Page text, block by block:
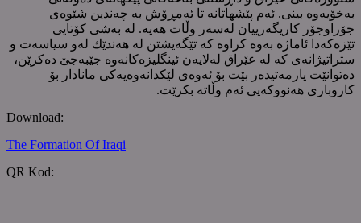
بەخۆیەوە بینی. ئەم پێشهاتانە تا ئەمڕۆش بە چەندین شێوەی
جۆراوجۆر کاریگەرییان لەسەر وڵات هەیە. لە بەشی کۆتایی
تێزەکەدا ئاماژە بەوە کراوە کە تێگەیشتن لە هەندێك لەو سیاسەت و
ستراتیژانەی کە لە عێراق لەلایەن ئینگلیزەکانەوە جێبەجێ دەکرێن،
دەتوانێت یارمەتیدەر بێت بۆ ئەوەی لێکدانەوەیەکی مانادار بۆ
کاروباری هەنووکەیی ئەم وڵاتە بکرێت.
Download:
The Formation Of Iraqi
QR Kod: